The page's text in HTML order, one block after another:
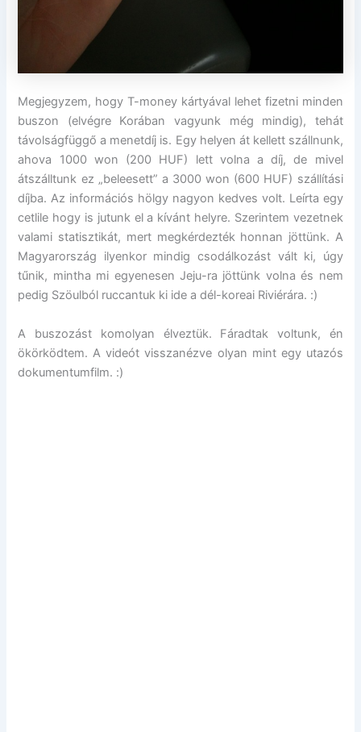
Megjegyzem, hogy T-money kártyával lehet fizetni minden
buszon (elvégre Korában vagyunk még mindig), tehát
távolságfüggő a menetdíj is. Egy helyen át kellett szállnunk,
ahova 1000 won (200 HUF) lett volna a díj, de mivel
átszálltunk ez „beleesett” a 3000 won (600 HUF) szállítási
díjba. Az információs hölgy nagyon kedves volt. Leírta egy
cetlile hogy is jutunk el a kívánt helyre. Szerintem vezetnek
valami statisztikát, mert megkérdezték honnan jöttünk. A
Magyarország ilyenkor mindig csodálkozást vált ki, úgy
tűnik, mintha mi egyenesen Jeju-ra jöttünk volna és nem
pedig Szöulból ruccantuk ki ide a dél-koreai Riviérára. :)
A buszozást komolyan élveztük. Fáradtak voltunk, én
ökörködtem. A videót visszanézve olyan mint egy utazós
dokumentumfilm. :)